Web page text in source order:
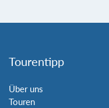
Tourentipp
Über uns
Touren